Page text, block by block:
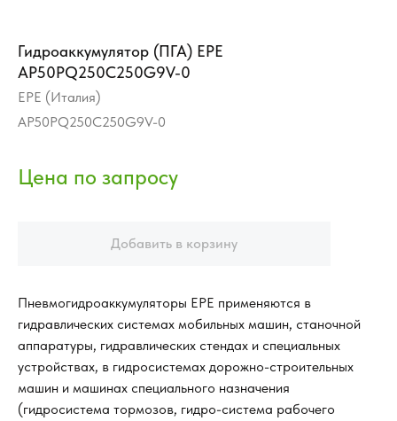
Гидроаккумулятор (ПГА) EPE
AP50PQ250C250G9V-0
EPE (Италия)
AP50PQ250C250G9V-0
Добавить в корзину
Пневмогидроаккумуляторы EPE применяются в
гидравлических системах мобильных машин, станочной
аппаратуры, гидравлических стендах и специальных
устройствах, в гидросистемах дорожно-строительных
машин и машинах специального назначения
(гидросистема тормозов, гидро-система рабочего